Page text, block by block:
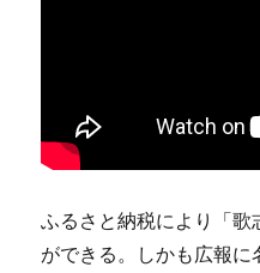
ふるさと納税により「歌
ができる。しかも広報に